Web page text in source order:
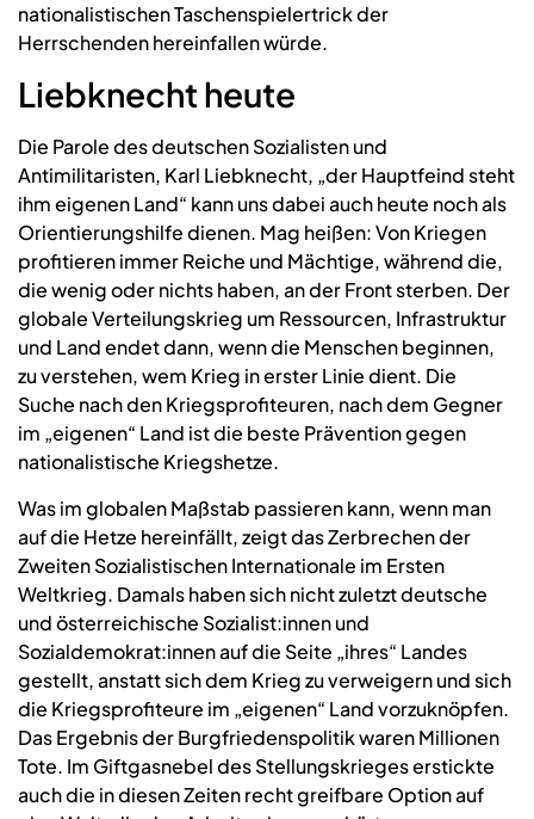
nationalistischen Taschenspielertrick der
Herrschenden hereinfallen würde.
Liebknecht heute
Die Parole des deutschen Sozialisten und
Antimilitaristen, Karl Liebknecht, „der Hauptfeind steht
ihm eigenen Land“ kann uns dabei auch heute noch als
Orientierungshilfe dienen. Mag heißen: Von Kriegen
profitieren immer Reiche und Mächtige, während die,
die wenig oder nichts haben, an der Front sterben. Der
globale Verteilungskrieg um Ressourcen, Infrastruktur
und Land endet dann, wenn die Menschen beginnen,
zu verstehen, wem Krieg in erster Linie dient. Die
Suche nach den Kriegsprofiteuren, nach dem Gegner
im „eigenen“ Land ist die beste Prävention gegen
nationalistische Kriegshetze.
Was im globalen Maßstab passieren kann, wenn man
auf die Hetze hereinfällt, zeigt das Zerbrechen der
Zweiten Sozialistischen Internationale im Ersten
Weltkrieg. Damals haben sich nicht zuletzt deutsche
und österreichische Sozialist:innen und
Sozialdemokrat:innen auf die Seite „ihres“ Landes
gestellt, anstatt sich dem Krieg zu verweigern und sich
die Kriegsprofiteure im „eigenen“ Land vorzuknöpfen.
Das Ergebnis der Burgfriedenspolitik waren Millionen
Tote. Im Giftgasnebel des Stellungskrieges erstickte
auch die in diesen Zeiten recht greifbare Option auf